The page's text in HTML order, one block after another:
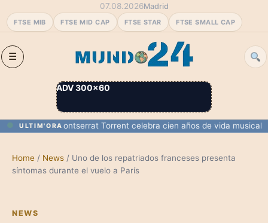
FTSE MIB FTSE MID CAP FTSE STAR FTSE SMALL CAP
07.08.2026Madrid
ADV 300×60
ULTIM'ORA
y MelillaMontserrat Torrent celebra cien años de vida musical
Home / News / Uno de los repatriados franceses presenta
síntomas durante el vuelo a París
NEWS